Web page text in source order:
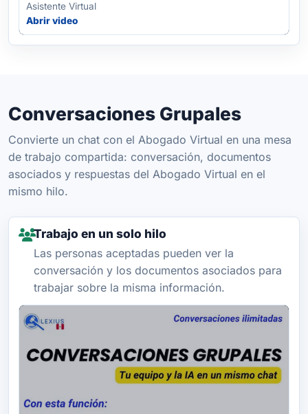
Asistente Virtual
Abrir video
Conversaciones Grupales
Convierte un chat con el Abogado Virtual en una mesa
de trabajo compartida: conversación, documentos
asociados y respuestas del Abogado Virtual en el
mismo hilo.
Trabajo en un solo hilo
Las personas aceptadas pueden ver la
conversación y los documentos asociados para
trabajar sobre la misma información.